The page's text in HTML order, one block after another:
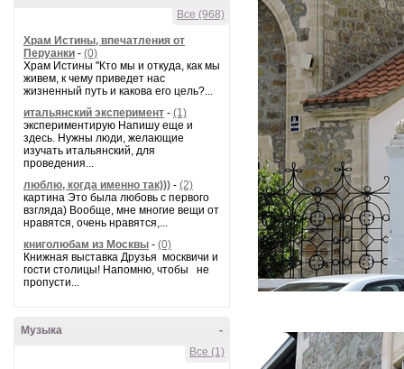
Все (968)
Храм Истины, впечатления от
Перуанки - (0)
Храм Истины "Кто мы и откуда, как мы
живем, к чему приведет нас
жизненный путь и какова его цель?...
итальянский эксперимент - (1)
экспериментирую Напишу еще и
здесь. Нужны люди, желающие
изучать итальянский, для
проведения...
люблю, когда именно так))) - (2)
картина Это была любовь с первого
взгляда) Вообще, мне многие вещи от
нравятся, очень нравятся,...
книголюбам из Москвы - (0)
Книжная выставка Друзья москвичи и
гости столицы! Напомню, чтобы не
пропусти...
-
Музыка
Все (1)